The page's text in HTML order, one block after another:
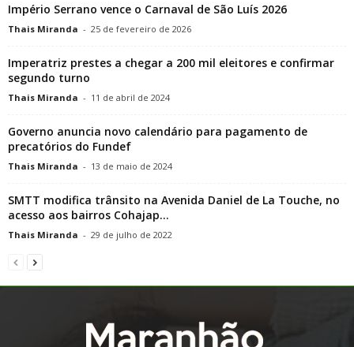
Império Serrano vence o Carnaval de São Luís 2026
Thais Miranda - 25 de fevereiro de 2026
Imperatriz prestes a chegar a 200 mil eleitores e confirmar
segundo turno
Thais Miranda - 11 de abril de 2024
Governo anuncia novo calendário para pagamento de
precatórios do Fundef
Thais Miranda - 13 de maio de 2024
SMTT modifica trânsito na Avenida Daniel de La Touche, no
acesso aos bairros Cohajap...
Thais Miranda - 29 de julho de 2022